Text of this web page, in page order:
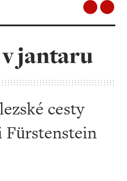
jantaru
cesty
Fürstenstein